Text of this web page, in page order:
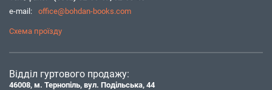
e-mail:
office@bohdan-books.com
Схема проїзду
Відділ гуртового продажу:
46008, м. Тернопіль, вул. Подільська, 44